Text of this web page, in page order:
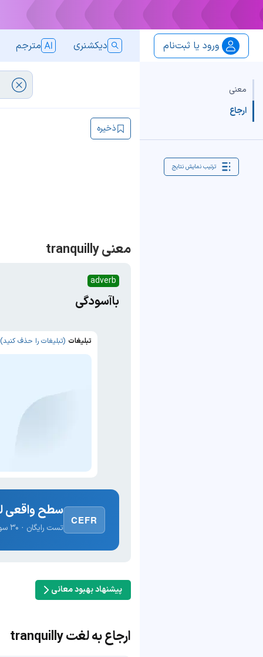
ورود یا ثبت‌نام دیکشنری مترجم
معنی
ارجاع
ترتیب نمایش نتایج
ذخیره
معنی tranquilly
adverb
باآسودگی
تبلیغات (تبلیغات را حذف کنید)
CEFR
سطح واقعی
تست رایگان · ۳۰ سوال · نتیجه فوری
پیشنهاد بهبود معانی
ارجاع به لغت tranquilly